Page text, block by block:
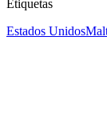
Etiquetas
Estados Unidos